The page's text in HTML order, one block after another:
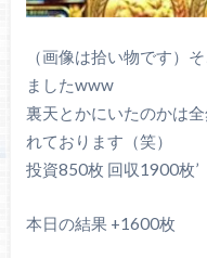
（画像は拾い物です）
ましたwww
裏天とかにいたのかは
れております（笑）
投資850枚 回収1900枚’
本日の結果 +1600枚